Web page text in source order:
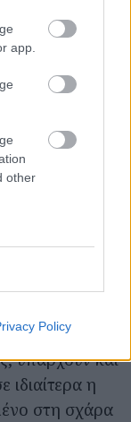
app.
other
Policy
ελαφριά,
Περό
υπάρχουν και
ιδιαίτερα η
στη σχάρα